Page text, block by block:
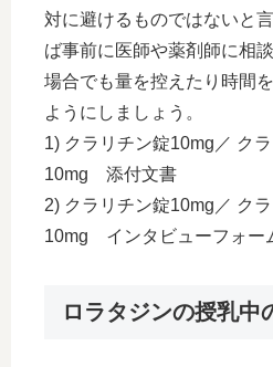
対に避けるものではないと
ば事前に医師や薬剤師に相
場合でも量を控えたり時間
ようにしましょう。
1) クラリチン錠10mg／ ク
10mg 添付文書
2) クラリチン錠10mg／ ク
10mg インタビューフォー
ロラタジンの授乳中